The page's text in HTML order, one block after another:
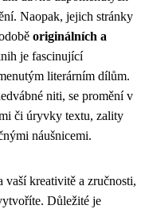
Naopak, jejich stránky
originálních a
je fascinující
literárním dílům.
niti, se promění v
či úryvky textu, zality
náušnicemi.
vaší kreativitě a zručnosti,
Důležité je